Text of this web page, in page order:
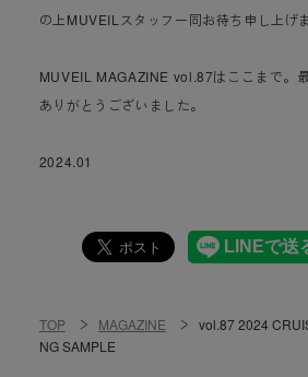
の上MUVEILスタッフ一同お待ち申し上げ
MUVEIL MAGAZINE vol.87はここまで。
ありがとうございました。
2024.01
TOP MAGAZINE
vol.87 2024
NG SAMPLE